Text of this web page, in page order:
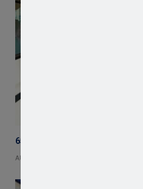
65 हजार रुपए भाड़ा न देने का आरोप, ट्रक
AUGUST 5, 2026